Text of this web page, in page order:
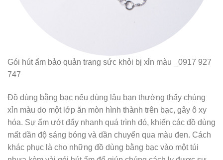
Gói hút ẩm bảo quản trang sức khỏi bị xỉn màu _0917 927
747
Đồ dùng bằng bạc nếu dùng lâu bạn thường thấy chúng
xỉn màu do một lớp ăn mòn hình thành trên bạc, gây ô xy
hóa. Sự ẩm ướt đẩy nhanh quá trình đó, khiến các đồ dùng
mất dần độ sáng bóng và dần chuyển qua màu đen. Cách
khác phục là cho những đồ dùng bằng bạc vào một túi